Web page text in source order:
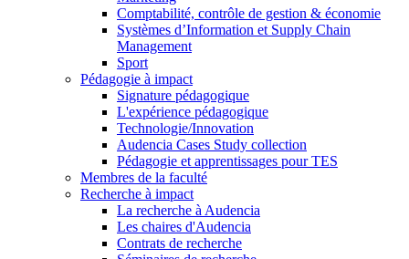
Comptabilité, contrôle de gestion & économie
Systèmes d’Information et Supply Chain
Management
Sport
Pédagogie à impact
Signature pédagogique
L'expérience pédagogique
Technologie/Innovation
Audencia Cases Study collection
Pédagogie et apprentissages pour TES
Membres de la faculté
Recherche à impact
La recherche à Audencia
Les chaires d'Audencia
Contrats de recherche